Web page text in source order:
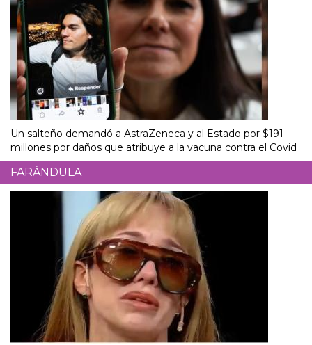
Un salteño demandó a AstraZeneca y al Estado por $191
millones por daños que atribuye a la vacuna contra el Covid
FARÁNDULA